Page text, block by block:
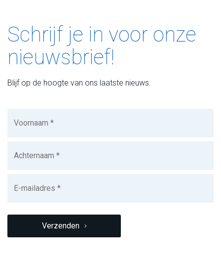
Schrijf je in voor onze
nieuwsbrief!
Blijf op de hoogte van ons laatste nieuws.
mailadres
(Vereist)
Verzenden